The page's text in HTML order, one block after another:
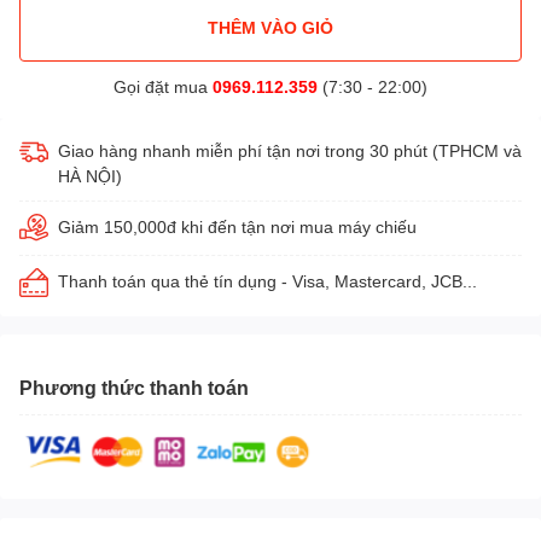
THÊM VÀO GIỎ
Gọi đặt mua 0969.112.359 (7:30 - 22:00)
Giao hàng nhanh miễn phí tận nơi trong 30 phút (TPHCM và
HÀ NỘI)
Giảm 150,000đ khi đến tận nơi mua máy chiếu
Thanh toán qua thẻ tín dụng - Visa, Mastercard, JCB...
Phương thức thanh toán